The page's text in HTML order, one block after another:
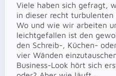
Viele haben sich gefragt,
in dieser recht
Wo und wie wir arbeiten
leichtgefallen ist den
den Schreib-, Küchen-
vier Wänden
Business-Look hört sich